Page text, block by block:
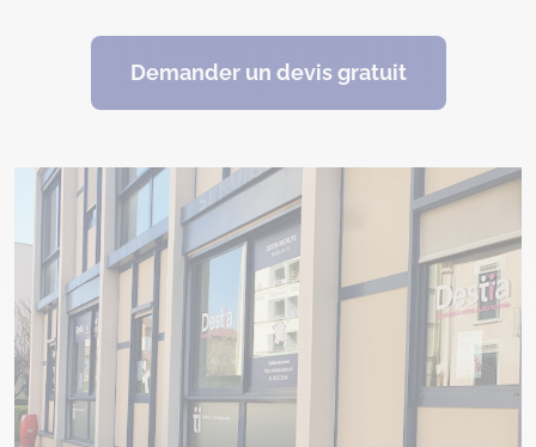
Demander un devis gratuit